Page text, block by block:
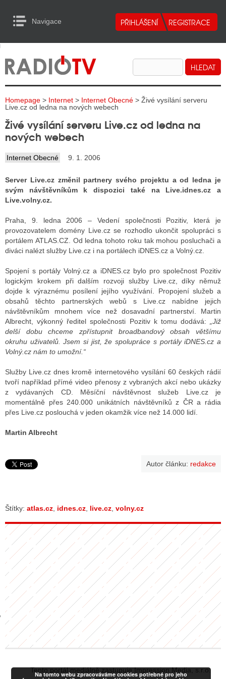
Navigace
RADIA
TELEVIZE
INTERNET
TISK
RADIA
RÁDIÍ
RÁDIÍ
VYSÍLAČE
TELEVIZÍ
VYSÍLAČE
INTERNET
RÁDIA
STRÁNKY RÁDIÍ
STRÁNKY TV
TISK
STÁT BLOGEREM
BLOGERA
DISKUTÉRA NA RADIOTV
STARŠÍCH DISKUZÍ
to Content
Homepage > Internet > Internet Obecné > Živé vysílání serveru
Live.cz od ledna na nových webech
Živé vysílání serveru Live.cz od ledna na
nových webech
Internet Obecné 9. 1. 2006
Server Live.cz změnil partnery svého projektu a od ledna je
svým návštěvníkům k dispozici také na Live.idnes.cz a
Live.volny.cz.
Praha, 9. ledna 2006 – Vedení společnosti Pozitiv, která je
provozovatelem domény Live.cz se rozhodlo ukončit spolupráci s
portálem ATLAS.CZ. Od ledna tohoto roku tak mohou posluchači a
diváci nalézt služby Live.cz i na portálech iDNES.cz a Volný.cz.
Spojení s portály Volný.cz a iDNES.cz bylo pro společnost Pozitiv
logickým krokem při dalším rozvoji služby Live.cz, díky němuž
dojde k výraznému posílení jejího využívání. Propojení služeb a
obsahů těchto partnerských webů s Live.cz nabídne jejich
návštěvníkům mnohem více než dosavadní partnerství. Martin
Albrecht, výkonný ředitel společnosti Pozitiv k tomu dodává:
„Již
delší dobu chceme zpřístupnit broadbandový obsah většímu
okruhu uživatelů. Jsem si jist, že spolupráce s portály iDNES.cz a
Volný.cz nám to umožní.“
Služby Live.cz dnes kromě internetového vysílání 60 českých rádií
tvoří například přímé video přenosy z vybraných akcí nebo ukázky
z vydávaných CD. Měsíční návštěvnost služeb Live.cz je
momentálně přes 240.000 unikátních návštěvníků z ČR a rádia
přes Live.cz poslouchá v jeden okamžik více než 14.000 lidí.
Martin Albrecht
Autor článku: redakce
Štítky: atlas.cz idnes.cz live.cz volny.cz
Tento portál mediálně zastupuje Impression Media, s.r.o.
Na tomto webu zpracováváme cookies potřebné pro jeho